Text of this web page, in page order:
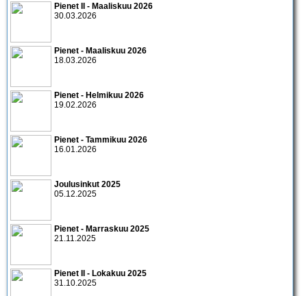
Pienet II - Maaliskuu 2026
30.03.2026
Pienet - Maaliskuu 2026
18.03.2026
Pienet - Helmikuu 2026
19.02.2026
Pienet - Tammikuu 2026
16.01.2026
Joulusinkut 2025
05.12.2025
Pienet - Marraskuu 2025
21.11.2025
Pienet II - Lokakuu 2025
31.10.2025